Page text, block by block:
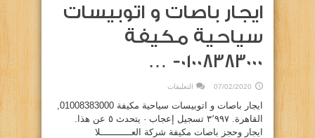
ايجار باصات و اتوبيسات
سياحية مكيفة
01008383000- …
07/02/2020 التعليقات
باصات
و
اتوبيسات
سياحية
مكيفة
ايجار باصات و اتوبيسات سياحية مكيفة 01008383000‏,
‏القاهرة‏. ‏‏٣٬٩٩٧‏ تسجيل إعجاب · يتحدث ‏٥‏ عن هذا‏.
‏ايجار وحجز باصات مكيفة‏ شركة العـــــــــــلا